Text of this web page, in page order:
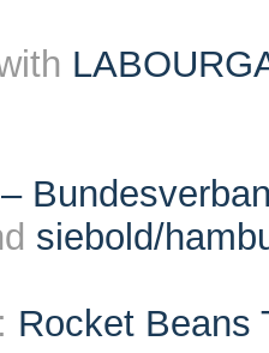
siebold/
Rocket Beans